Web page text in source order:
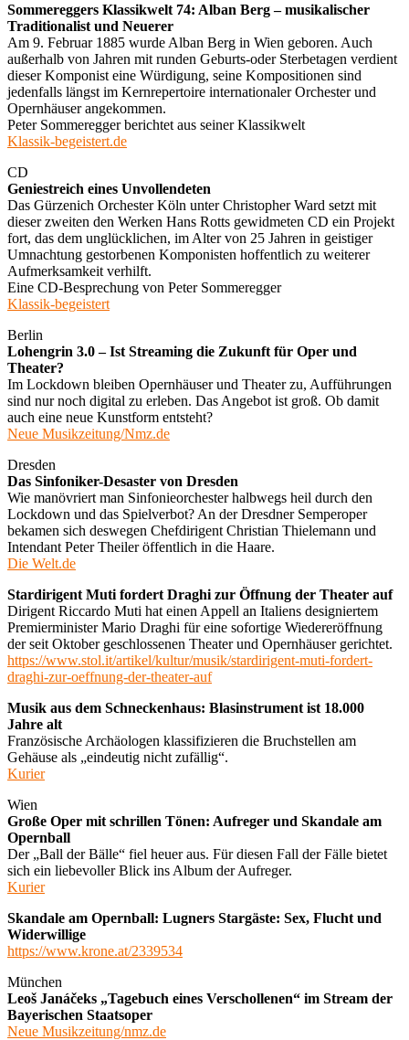
Sommereggers Klassikwelt 74: Alban Berg – musikalischer
Traditionalist und Neuerer
Am 9. Februar 1885 wurde Alban Berg in Wien geboren. Auch
außerhalb von Jahren mit runden Geburts-oder Sterbetagen verdient
dieser Komponist eine Würdigung, seine Kompositionen sind
jedenfalls längst im Kernrepertoire internationaler Orchester und
Opernhäuser angekommen.
Peter Sommeregger berichtet aus seiner Klassikwelt
Klassik-begeistert.de
CD
Geniestreich eines Unvollendeten
Das Gürzenich Orchester Köln unter Christopher Ward setzt mit
dieser zweiten den Werken Hans Rotts gewidmeten CD ein Projekt
fort, das dem unglücklichen, im Alter von 25 Jahren in geistiger
Umnachtung gestorbenen Komponisten hoffentlich zu weiterer
Aufmerksamkeit verhilft.
Eine CD-Besprechung von Peter Sommeregger
Klassik-begeistert
Berlin
Lohengrin 3.0 – Ist Streaming die Zukunft für Oper und
Theater?
Im Lockdown bleiben Opernhäuser und Theater zu, Aufführungen
sind nur noch digital zu erleben. Das Angebot ist groß. Ob damit
auch eine neue Kunstform entsteht?
Neue Musikzeitung/Nmz.de
Dresden
Das Sinfoniker-Desaster von Dresden
Wie manövriert man Sinfonieorchester halbwegs heil durch den
Lockdown und das Spielverbot? An der Dresdner Semperoper
bekamen sich deswegen Chefdirigent Christian Thielemann und
Intendant Peter Theiler öffentlich in die Haare.
Die Welt.de
Stardirigent Muti fordert Draghi zur Öffnung der Theater auf
Dirigent Riccardo Muti hat einen Appell an Italiens designiertem
Premierminister Mario Draghi für eine sofortige Wiedereröffnung
der seit Oktober geschlossenen Theater und Opernhäuser gerichtet.
https://www.stol.it/artikel/kultur/musik/stardirigent-muti-fordert-
draghi-zur-oeffnung-der-theater-auf
Musik aus dem Schneckenhaus: Blasinstrument ist 18.000
Jahre alt
Französische Archäologen klassifizieren die Bruchstellen am
Gehäuse als „eindeutig nicht zufällig“.
Kurier
Wien
Große Oper mit schrillen Tönen: Aufreger und Skandale am
Opernball
Der „Ball der Bälle“ fiel heuer aus. Für diesen Fall der Fälle bietet
sich ein liebevoller Blick ins Album der Aufreger.
Kurier
Skandale am Opernball: Lugners Stargäste: Sex, Flucht und
Widerwillige
https://www.krone.at/2339534
München
Leoš Janáčeks „Tagebuch eines Verschollenen“ im Stream der
Bayerischen Staatsoper
Neue Musikzeitung/nmz.de